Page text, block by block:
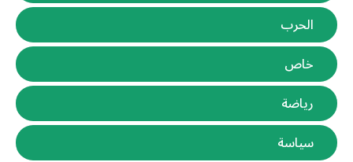
الحرب
خاص
رياضة
سياسة